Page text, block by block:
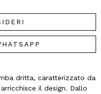
dritta, caratterizzato da
il design. Dallo